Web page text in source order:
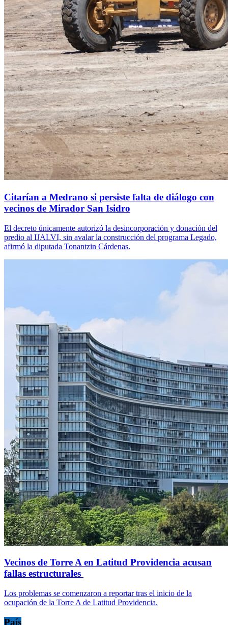
Citarían a Medrano si persiste falta de diálogo con
vecinos de Mirador San Isidro
El decreto únicamente autorizó la desincorporación y donación del
predio al IJALVI, sin avalar la construcción del programa Legado,
afirmó la diputada Tonantzin Cárdenas.
Vecinos de Torre A en Latitud Providencia acusan
fallas estructurales
Los problemas se comenzaron a reportar tras el inicio de la
ocupación de la Torre A de Latitud Providencia.
País